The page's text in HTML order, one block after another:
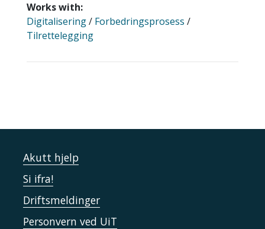
Works with:
Digitalisering/ Forbedringsprosess /
Tilrettelegging
Akutt hjelp
Si ifra!
Driftsmeldinger
Personvern ved UiT